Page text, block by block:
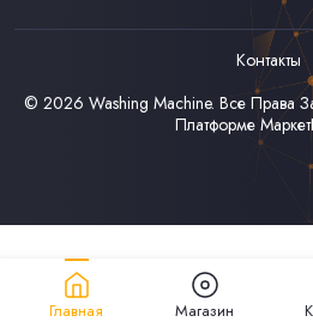
Контакты
© 2026 Washing Machine. Все Права
Платформе
Главная Магазин